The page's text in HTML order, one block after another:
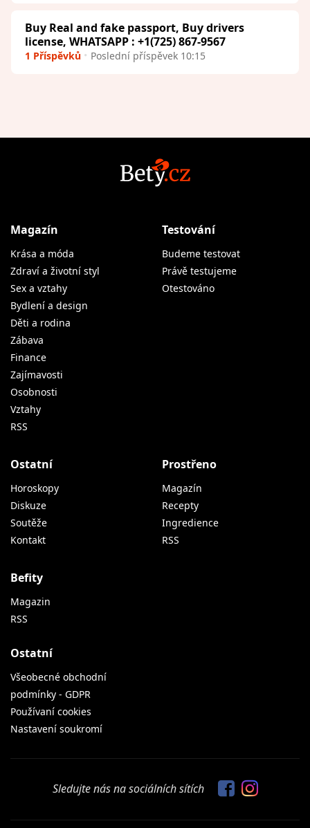
Buy Real and fake passport, Buy drivers
license, WHATSAPP : +1(725) 867-9567
1 Příspěvků Poslední příspěvek 10:15
Magazín
Krása a móda
Zdraví a životní styl
Sex a vztahy
Bydlení a design
Děti a rodina
Zábava
Finance
Zajímavosti
Osobnosti
Vztahy
RSS
Testování
Budeme testovat
Právě testujeme
Otestováno
Ostatní
Horoskopy
Diskuze
Soutěže
Kontakt
Prostřeno
Magazín
Recepty
Ingredience
RSS
Befity
Magazin
RSS
Ostatní
Všeobecné obchodní
podmínky - GDPR
Používaní cookies
Nastavení soukromí
Sledujte nás na sociálních sítích